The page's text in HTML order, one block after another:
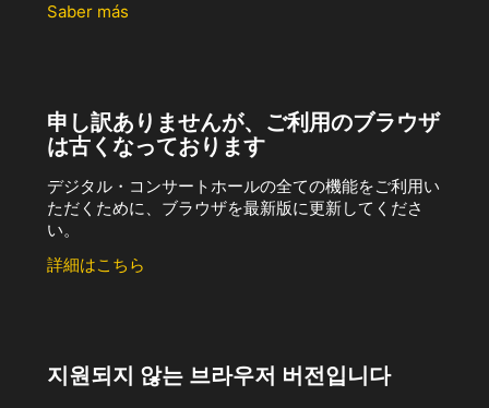
Saber más
申し訳ありませんが、ご利用のブラウザ
は古くなっております
デジタル・コンサートホールの全ての機能をご利用い
ただくために、ブラウザを最新版に更新してくださ
い。
詳細はこちら
지원되지 않는 브라우저 버전입니다